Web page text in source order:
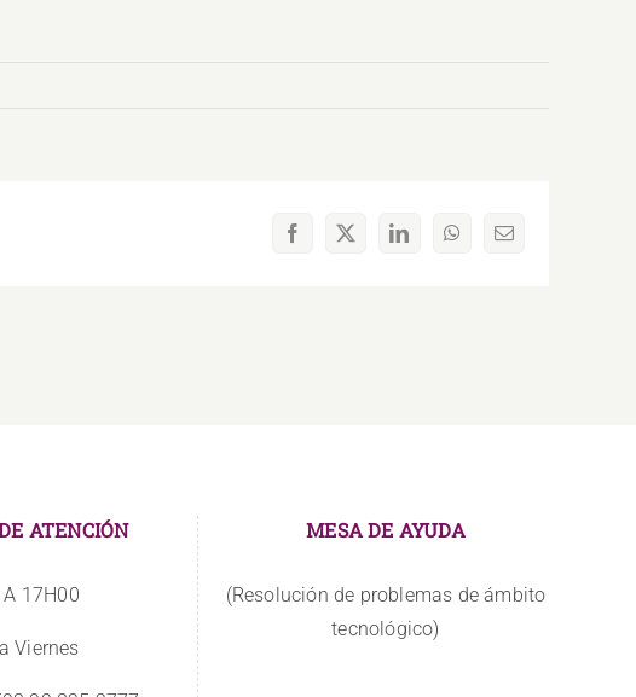
Facebook
X LinkedInWhatsAppCorreo
ATENCIÓN
17H00
Viernes
MESA DE AYUDA
(Resolución de problemas de ámbito
tecnológico)